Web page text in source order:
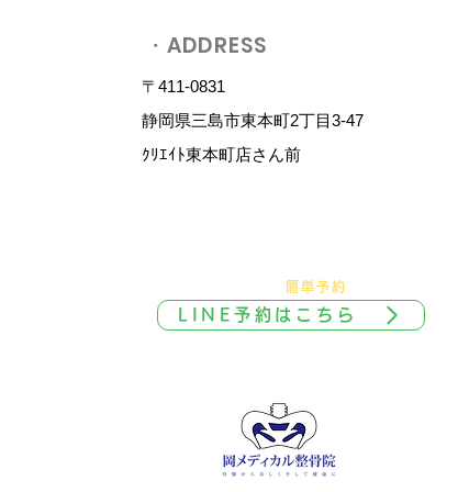
・ADDRESS
〒411-0831
静岡県三島市東本町2丁目3-47
​ｸﾘｴｲﾄ東本町店さん前
友達追加で簡単予約
LINE予約はこちら